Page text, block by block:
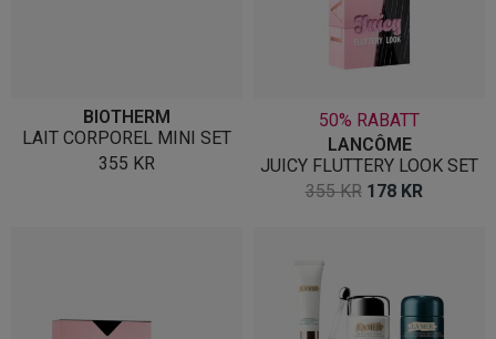
BIOTHERM
LAIT CORPOREL MINI SET
355 KR
50% RABATT
LANCÔME
JUICY FLUTTERY LOOK SET
355KR OPPRINNELIG
178 KR